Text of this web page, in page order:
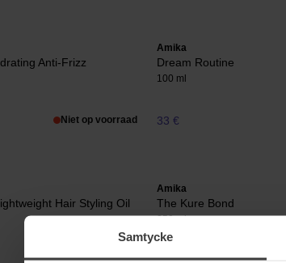
Samtycke
Anti-Frizz
Niet op voorraad
Amika
Dream Routine
100 ml
33 €
Hair Styling Oil
Amika
The Kure Bond
250 ml